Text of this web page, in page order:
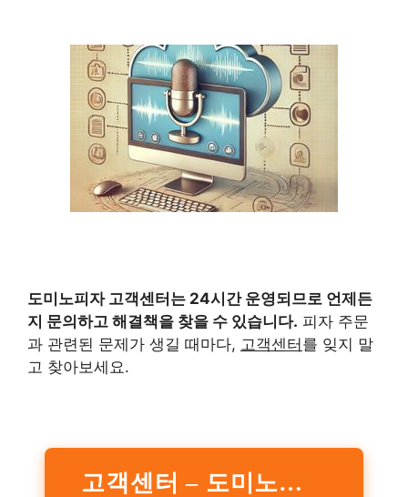
도미노피자 고객센터는 24시간 운영되므로 언제든
지 문의하고 해결책을 찾을 수 있습니다. 피자 주문
과 관련된 문제가 생길 때마다, 고객센터를 잊지 말
고 찾아보세요.
고객센터 – 도미노피자